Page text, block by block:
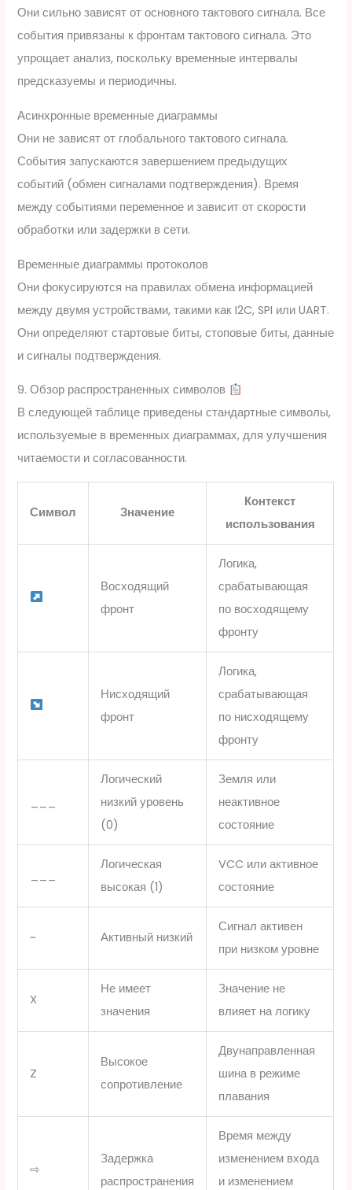
Они сильно зависят от основного тактового сигнала. Все
события привязаны к фронтам тактового сигнала. Это
упрощает анализ, поскольку временные интервалы
предсказуемы и периодичны.
Асинхронные временные диаграммы
Они не зависят от глобального тактового сигнала.
События запускаются завершением предыдущих
событий (обмен сигналами подтверждения). Время
между событиями переменное и зависит от скорости
обработки или задержки в сети.
Временные диаграммы протоколов
Они фокусируются на правилах обмена информацией
между двумя устройствами, такими как I2C, SPI или UART.
Они определяют стартовые биты, стоповые биты, данные
и сигналы подтверждения.
9. Обзор распространенных символов
В следующей таблице приведены стандартные символы,
используемые в временных диаграммах, для улучшения
читаемости и согласованности.
Символ Значение
Контекст
использования
Восходящий
фронт
Логика,
срабатывающая
по восходящему
фронту
Нисходящий
фронт
Логика,
срабатывающая
по нисходящему
фронту
Логический
низкий уровень
(0)
Земля или
неактивное
состояние
Логическая
высокая (1)
VCC или активное
состояние
~ Активный низкий
Сигнал активен
при низком уровне
X
Не имеет
значения
Значение не
влияет на логику
Z
Высокое
сопротивление
Двунаправленная
шина в режиме
плавания
⇨
Задержка
распространения
Время между
изменением входа
и изменением